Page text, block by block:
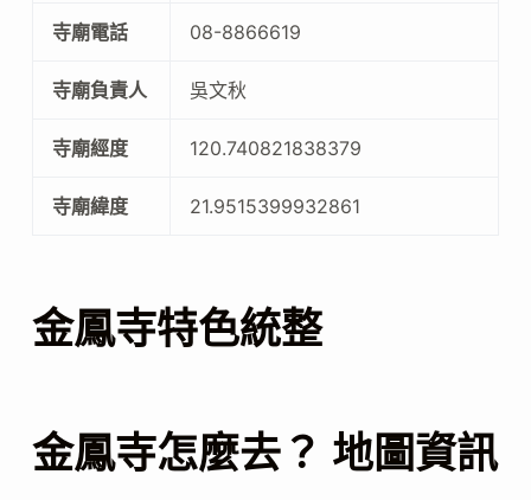
寺廟電話 08-8866619
寺廟負責人 吳文秋
寺廟經度 120.740821838379
寺廟緯度 21.9515399932861
金鳳寺特色統整
金鳳寺怎麼去？ 地圖資訊